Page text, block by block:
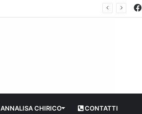
ANNALISA CHIRICO CONTATTI